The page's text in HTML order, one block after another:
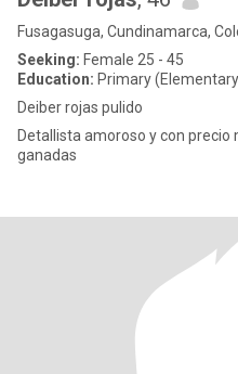
Fusagasuga, Cundinamarca,
Seeking: Female 25 - 45
Education: Primary
Deiber rojas pulido
Detallista amoroso y con precio
ganadas